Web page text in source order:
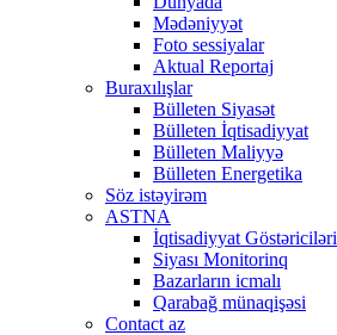
Mədəniyyət
Foto sessiyalar
Aktual Reportaj
Buraxılışlar
Bülleten Siyasət
Bülleten İqtisadiyyat
Bülleten Maliyyə
Bülleten Energetika
Söz istəyirəm
ASTNA
İqtisadiyyat Göstəriciləri
Siyası Monitorinq
Bazarların icmalı
Qarabağ münaqişəsi
Contact az